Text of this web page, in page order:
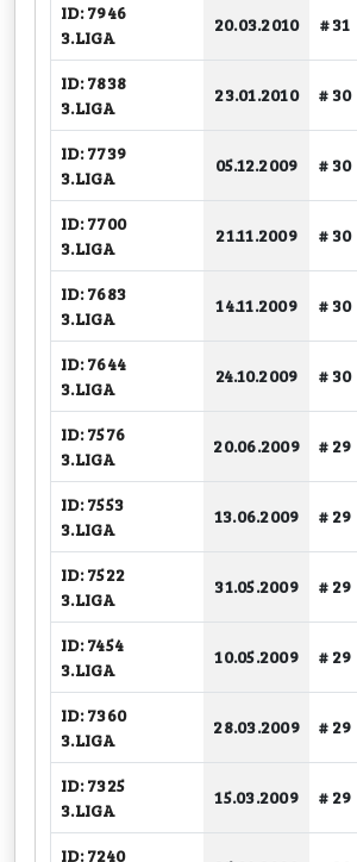
ID: 7946
3.LIGA
20.03.2010 # 31
ID: 7838
3.LIGA
23.01.2010 # 30
ID: 7739
3.LIGA
05.12.2009 # 30
ID: 7700
3.LIGA
21.11.2009 # 30
ID: 7683
3.LIGA
14.11.2009 # 30
ID: 7644
3.LIGA
24.10.2009 # 30
ID: 7576
3.LIGA
20.06.2009 # 29
ID: 7553
3.LIGA
13.06.2009 # 29
ID: 7522
3.LIGA
31.05.2009 # 29
ID: 7454
3.LIGA
10.05.2009 # 29
ID: 7360
3.LIGA
28.03.2009 # 29
ID: 7325
3.LIGA
15.03.2009 # 29
ID: 7240